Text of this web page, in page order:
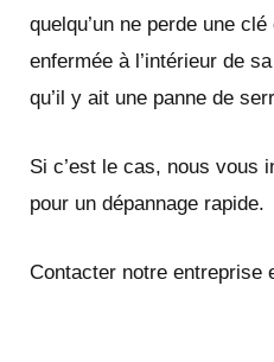
quelqu’un ne perde une
enfermée à l’intérieur de
qu’il y ait une panne de
Si c’est le cas, nous vous
pour un dépannage rapide.
Contacter notre entreprise